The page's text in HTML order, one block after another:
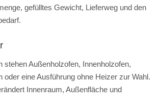
gefülltes Gewicht, Lieferweg und den
stehen Außenholzofen, Innenholzofen,
oder eine Ausführung ohne Heizer zur Wahl.
Innenraum, Außenfläche und